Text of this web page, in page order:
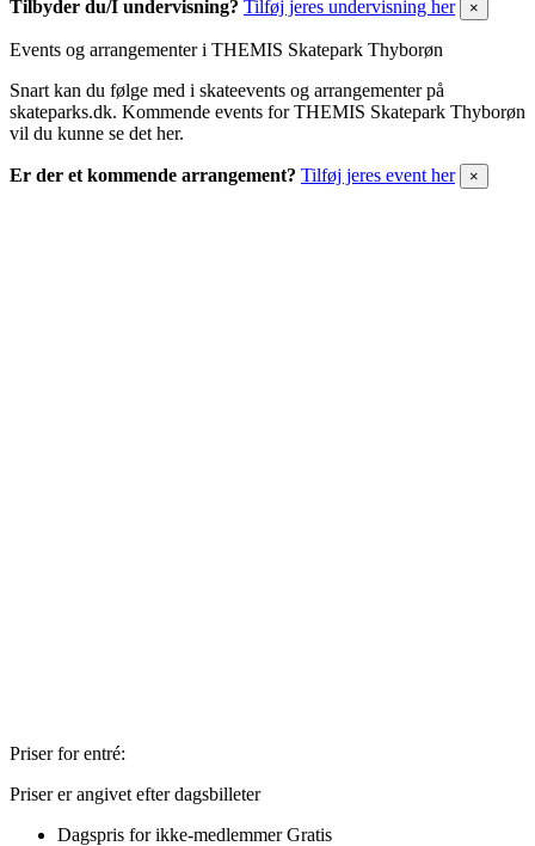
Tilbyder du/I undervisning? Tilføj jeres undervisning her ×
Events og arrangementer i THEMIS Skatepark Thyborøn
Snart kan du følge med i skateevents og arrangementer på
skateparks.dk. Kommende events for THEMIS Skatepark Thyborøn
vil du kunne se det her.
Er der et kommende arrangement? Tilføj jeres event her ×
Priser for entré:
Priser er angivet efter dagsbilleter
Dagspris for ikke-medlemmerGratis